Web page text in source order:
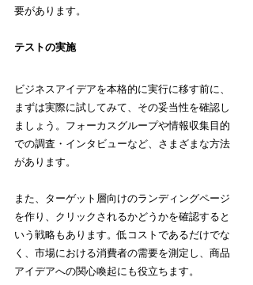
要があります。
テストの実施
ビジネスアイデアを本格的に実行に移す前に、
まずは実際に試してみて、その妥当性を確認し
ましょう。フォーカスグループや情報収集目的
での調査・インタビューなど、さまざまな方法
があります。
また、ターゲット層向けのランディングページ
を作り、クリックされるかどうかを確認すると
いう戦略もあります。低コストであるだけでな
く、市場における消費者の需要を測定し、商品
アイデアへの関心喚起にも役立ちます。